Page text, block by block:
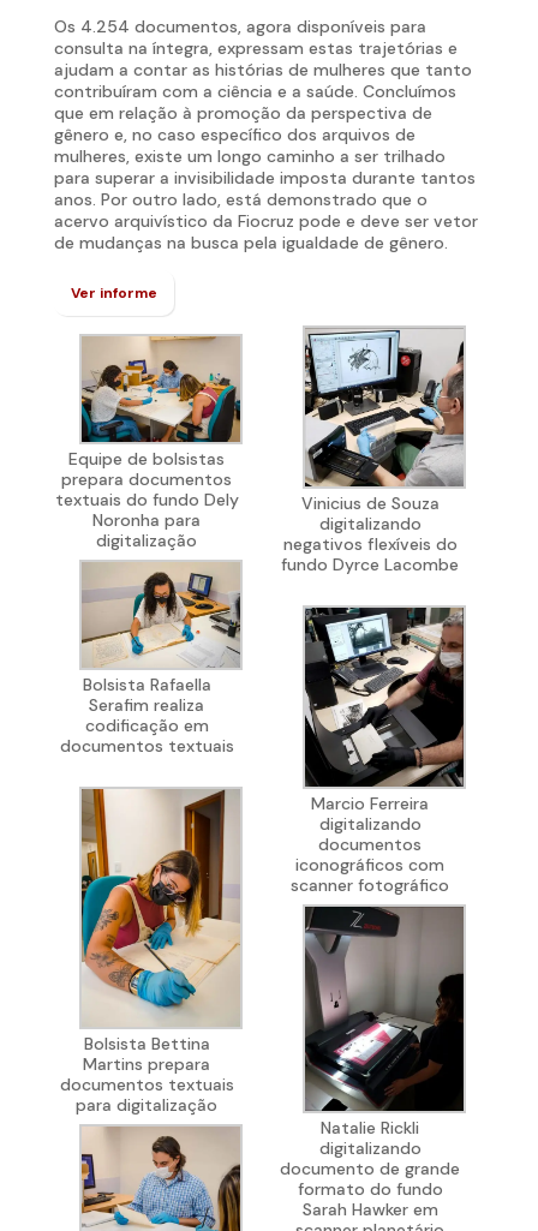
Os 4.254 documentos, agora disponíveis para
consulta na íntegra, expressam estas trajetórias e
ajudam a contar as histórias de mulheres que tanto
contribuíram com a ciência e a saúde. Concluímos
que em relação à promoção da perspectiva de
gênero e, no caso específico dos arquivos de
mulheres, existe um longo caminho a ser trilhado
para superar a invisibilidade imposta durante tantos
anos. Por outro lado, está demonstrado que o
acervo arquivístico da Fiocruz pode e deve ser vetor
de mudanças na busca pela igualdade de gênero.
Ver informe
Equipe de bolsistas
prepara documentos
textuais do fundo Dely
Noronha para
digitalização
Bolsista Rafaella
Serafim realiza
codificação em
documentos textuais
Bolsista Bettina
Martins prepara
documentos textuais
para digitalização
Vinicius de Souza
digitalizando
negativos flexíveis do
fundo Dyrce Lacombe
Marcio Ferreira
digitalizando
documentos
iconográficos com
scanner fotográfico
Natalie Rickli
digitalizando
documento de grande
formato do fundo
Sarah Hawker em